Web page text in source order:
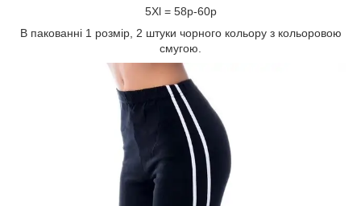
5Xl = 58р-60р
В пакованні 1 розмір, 2 штуки чорного кольору з кольоровою
смугою.